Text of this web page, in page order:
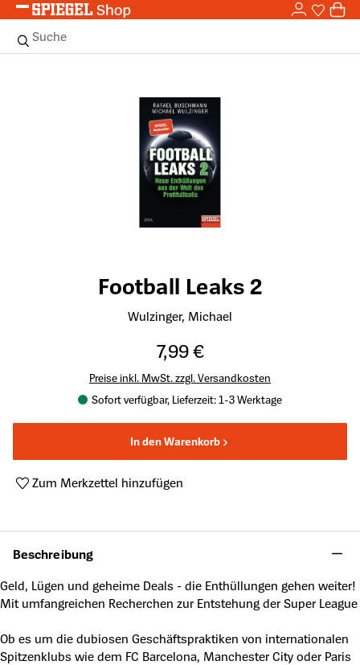
Zum Hauptinhalt springen 0
Suche
Football Leaks 2
Wulzinger, Michael
7,99 €
Preise inkl. MwSt. zzgl. Versandkosten
Sofort verfügbar, Lieferzeit: 1-3 Werktage
In den Warenkorb
Zum Merkzettel hinzufügen
Beschreibung
Geld, Lügen und geheime Deals - die Enthüllungen gehen weiter!
Mit umfangreichen Recherchen zur Entstehung der Super League
Ob es um die dubiosen Geschäftspraktiken von internationalen
Spitzenklubs wie dem FC Barcelona, Manchester City oder Paris